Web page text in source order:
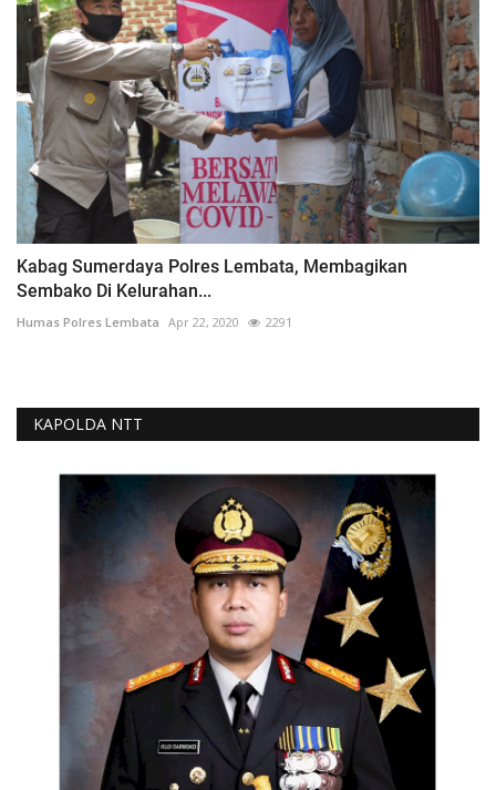
Kabag Sumerdaya Polres Lembata, Membagikan
Sembako Di Kelurahan...
Humas Polres Lembata Apr 22, 2020 2291
KAPOLDA NTT